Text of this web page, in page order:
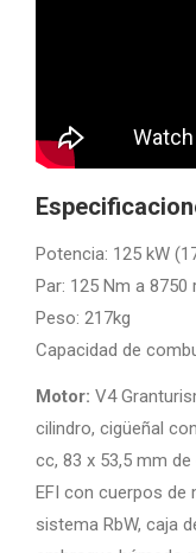
Potencia: 125 kW
Par: 125 Nm a 8750
Peso: 217kg
Capacidad de
Motor: V4
cilindro, cigüeñal
cc, 83 x 53,5 mm
EFI con cuerpos de
sistema RbW, caja